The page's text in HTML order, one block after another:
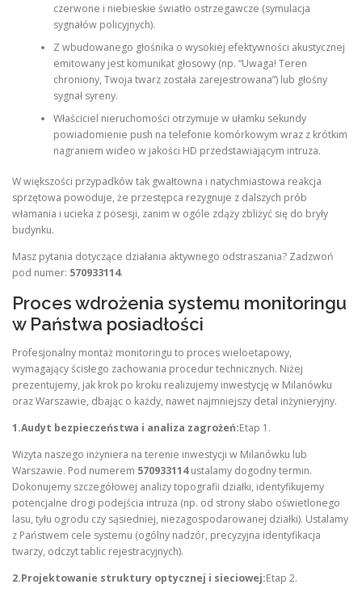
czerwone i niebieskie światło ostrzegawcze (symulacja
sygnałów policyjnych).
Z wbudowanego głośnika o wysokiej efektywności akustycznej
emitowany jest komunikat głosowy (np. “Uwaga! Teren
chroniony, Twoja twarz została zarejestrowana”) lub głośny
sygnał syreny.
Właściciel nieruchomości otrzymuje w ułamku sekundy
powiadomienie push na telefonie komórkowym wraz z krótkim
nagraniem wideo w jakości HD przedstawiającym intruza.
W większości przypadków tak gwałtowna i natychmiastowa reakcja
sprzętowa powoduje, że przestępca rezygnuje z dalszych prób
włamania i ucieka z posesji, zanim w ogóle zdąży zbliżyć się do bryły
budynku.
Masz pytania dotyczące działania aktywnego odstraszania? Zadzwoń
pod numer: 570933114.
Proces wdrożenia systemu monitoringu
w Państwa posiadłości
Profesjonalny montaż monitoringu to proces wieloetapowy,
wymagający ścisłego zachowania procedur technicznych. Niżej
prezentujemy, jak krok po kroku realizujemy inwestycję w Milanówku
oraz Warszawie, dbając o każdy, nawet najmniejszy detal inżynieryjny.
1.Audyt bezpieczeństwa i analiza zagrożeń:Etap 1.
Wizyta naszego inżyniera na terenie inwestycji w Milanówku lub
Warszawie. Pod numerem 570933114ustalamy dogodny termin.
Dokonujemy szczegółowej analizy topografii działki, identyfikujemy
potencjalne drogi podejścia intruza (np. od strony słabo oświetlonego
lasu, tyłu ogrodu czy sąsiedniej, niezagospodarowanej działki). Ustalamy
z Państwem cele systemu (ogólny nadzór, precyzyjna identyfikacja
twarzy, odczyt tablic rejestracyjnych).
2.Projektowanie struktury optycznej i sieciowej:Etap 2.